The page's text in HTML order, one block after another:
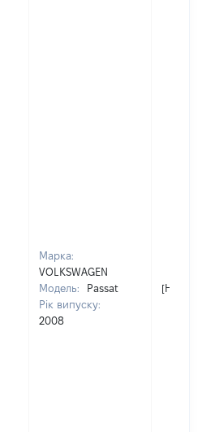
Марка:
VOLKSWAGEN
Модель:
Passat
Рік випуску:
2008
[Не